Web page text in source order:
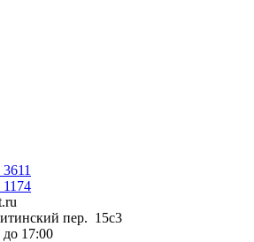
пер. 15с3
17:00